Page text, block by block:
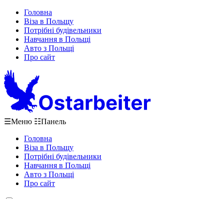
Головна
Віза в Польщу
Потрібні будівельники
Навчання в Польщі
Авто з Польщі
Про сайт
☰Меню ☷Панель
Головна
Віза в Польщу
Потрібні будівельники
Навчання в Польщі
Авто з Польщі
Про сайт